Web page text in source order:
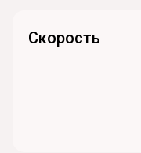
Скорость